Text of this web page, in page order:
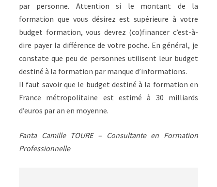
par personne. Attention si le montant de la
formation que vous désirez est supérieure à votre
budget formation, vous devrez (co)financer c’est-à-
dire payer la différence de votre poche. En général, je
constate que peu de personnes utilisent leur budget
destiné à la formation par manque d’informations.
Il faut savoir que le budget destiné à la formation en
France métropolitaine est estimé à 30 milliards
d’euros par an en moyenne.
Fanta Camille TOURE – Consultante en Formation
Professionnelle